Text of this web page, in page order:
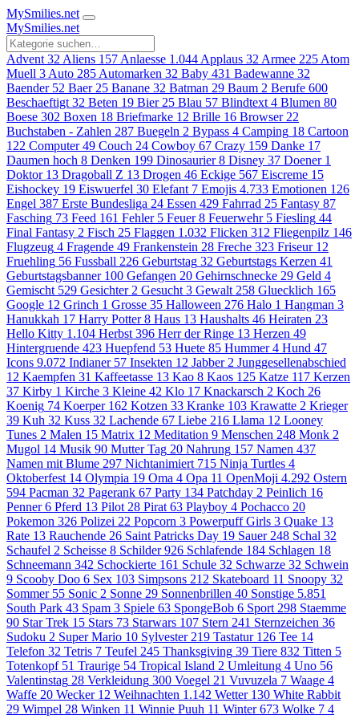
MySmilies.net
MySmilies.net
Advent 32 Aliens 157 Anlaesse 1.044 Applaus 32 Armee 225 Atom
Muell 3 Auto 285 Automarken 32 Baby 431 Badewanne 32
Baender 52 Baer 25 Banane 32 Batman 29 Baum 2 Berufe 600
Beschaeftigt 32 Beten 19 Bier 25 Blau 57 Blindtext 4 Blumen 80
Boese 302 Boxen 18 Briefmarke 12 Brille 16 Browser 22
Buchstaben - Zahlen 287 Buegeln 2 Bypass 4 Camping 18 Cartoon
122 Computer 49 Couch 24 Cowboy 67 Crazy 159 Danke 17
Daumen hoch 8 Denken 199 Dinosaurier 8 Disney 37 Doener 1
Doktor 13 Dragoball Z 13 Drogen 46 Eckige 567 Eiscreme 15
Eishockey 19 Eiswuerfel 30 Elefant 7 Emojis 4.733 Emotionen 126
Engel 387 Erste Bundesliga 24 Essen 429 Fahrrad 25 Fantasy 87
Fasching 73 Feed 161 Fehler 5 Feuer 8 Feuerwehr 5 Fiesling 44
Final Fantasy 2 Fisch 25 Flaggen 1.032 Flicken 312 Fliegenpilz 146
Flugzeug 4 Fragende 49 Frankenstein 28 Freche 323 Friseur 12
Fruehling 56 Fussball 226 Geburtstag 32 Geburtstags Kerzen 41
Geburtstagsbanner 100 Gefangen 20 Gehirnschnecke 29 Geld 4
Gemischt 529 Gesichter 2 Gesucht 3 Gewalt 258 Gluecklich 165
Google 12 Grinch 1 Grosse 35 Halloween 276 Halo 1 Hangman 3
Hanukkah 17 Harry Potter 8 Haus 13 Haushalts 46 Heiraten 23
Hello Kitty 1.104 Herbst 396 Herr der Ringe 13 Herzen 49
Hintergruende 423 Huepfend 53 Huete 85 Hummer 4 Hund 47
Icons 9.072 Indianer 57 Insekten 12 Jabber 2 Junggesellenabschied
12 Kaempfen 31 Kaffeetasse 13 Kao 8 Kaos 125 Katze 117 Kerzen
37 Kirby 1 Kirche 3 Kleine 42 Klo 17 Knackarsch 2 Koch 26
Koenig 74 Koerper 162 Kotzen 33 Kranke 103 Krawatte 2 Krieger
39 Kuh 32 Kuss 32 Lachende 67 Liebe 216 Llama 12 Looney
Tunes 2 Malen 15 Matrix 12 Meditation 9 Menschen 248 Monk 2
Mugol 14 Musik 90 Mutter Tag 20 Nahrung 157 Namen 437
Namen mit Blume 297 Nichtanimiert 715 Ninja Turtles 4
Oktoberfest 14 Olympia 19 Oma 4 Opa 11 OpenMoji 4.292 Ostern
594 Pacman 32 Pagerank 67 Party 134 Patchday 2 Peinlich 16
Penner 6 Pferd 13 Pilot 28 Pirat 63 Playboy 4 Pochacco 20
Pokemon 326 Polizei 22 Popcorn 3 Powerpuff Girls 3 Quake 13
Rate 13 Rauchende 26 Saint Patricks Day 19 Sauer 248 Schal 32
Schaufel 2 Scheisse 8 Schilder 926 Schlafende 184 Schlagen 18
Schneemann 342 Schockierte 161 Schule 32 Schwarze 32 Schwein
9 Scooby Doo 6 Sex 103 Simpsons 212 Skateboard 11 Snoopy 32
Sommer 55 Sonic 2 Sonne 29 Sonnenbrillen 40 Sonstige 5.851
South Park 43 Spam 3 Spiele 63 SpongeBob 6 Sport 298 Staemme
90 Star Trek 15 Stars 73 Starwars 107 Stern 241 Sternzeichen 36
Sudoku 2 Super Mario 10 Sylvester 219 Tastatur 126 Tee 14
Telefon 32 Tetris 7 Teufel 245 Thanksgiving 39 Tiere 832 Titten 5
Totenkopf 51 Traurige 54 Tropical Island 2 Umleitung 4 Uno 56
Valentinstag 28 Verkleidung 300 Voegel 21 Vuvuzela 7 Waage 4
Waffe 20 Wecker 12 Weihnachten 1.142 Wetter 130 White Rabbit
29 Wimpel 28 Winken 11 Winnie Puuh 11 Winter 673 Wolke 7 4